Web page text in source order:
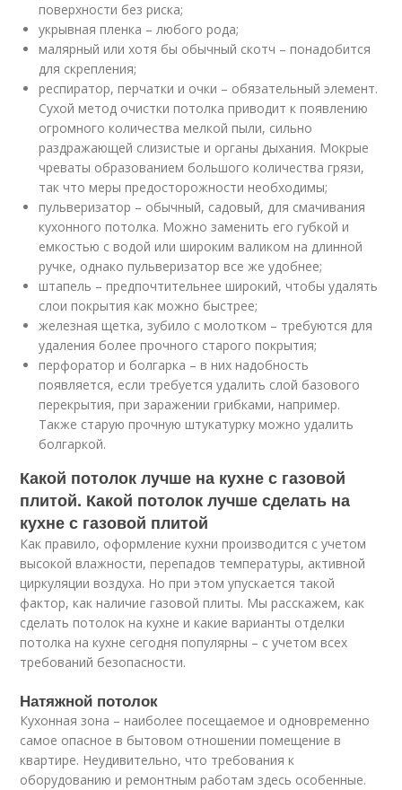
поверхности без риска;
укрывная пленка – любого рода;
малярный или хотя бы обычный скотч – понадобится
для скрепления;
респиратор, перчатки и очки – обязательный элемент.
Сухой метод очистки потолка приводит к появлению
огромного количества мелкой пыли, сильно
раздражающей слизистые и органы дыхания. Мокрые
чреваты образованием большого количества грязи,
так что меры предосторожности необходимы;
пульверизатор – обычный, садовый, для смачивания
кухонного потолка. Можно заменить его губкой и
емкостью с водой или широким валиком на длинной
ручке, однако пульверизатор все же удобнее;
штапель – предпочтительнее широкий, чтобы удалять
слои покрытия как можно быстрее;
железная щетка, зубило с молотком – требуются для
удаления более прочного старого покрытия;
перфоратор и болгарка – в них надобность
появляется, если требуется удалить слой базового
перекрытия, при заражении грибками, например.
Также старую прочную штукатурку можно удалить
болгаркой.
Какой потолок лучше на кухне с газовой
плитой. Какой потолок лучше сделать на
кухне с газовой плитой
Как правило, оформление кухни производится с учетом
высокой влажности, перепадов температуры, активной
циркуляции воздуха. Но при этом упускается такой
фактор, как наличие газовой плиты. Мы расскажем, как
сделать потолок на кухне и какие варианты отделки
потолка на кухне сегодня популярны – с учетом всех
требований безопасности.
Натяжной потолок
Кухонная зона – наиболее посещаемое и одновременно
самое опасное в бытовом отношении помещение в
квартире. Неудивительно, что требования к
оборудованию и ремонтным работам здесь особенные.